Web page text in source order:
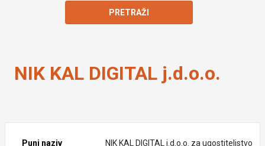
PRETRAŽI
NIK KAL DIGITAL j.d.o.o.
Puni naziv NIK KAL DIGITAL j.d.o.o. za ugostiteljstvo